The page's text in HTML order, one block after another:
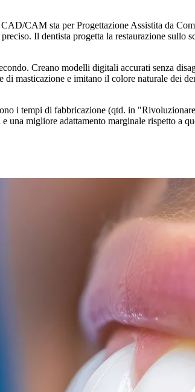
CAM sta per Progettazione Assistita da
Il dentista progetta la restaurazione sullo
Creano modelli digitali accurati senza
masticazione e imitano il colore naturale dei
i tempi di fabbricazione (qtd. in
migliore adattamento marginale rispetto a